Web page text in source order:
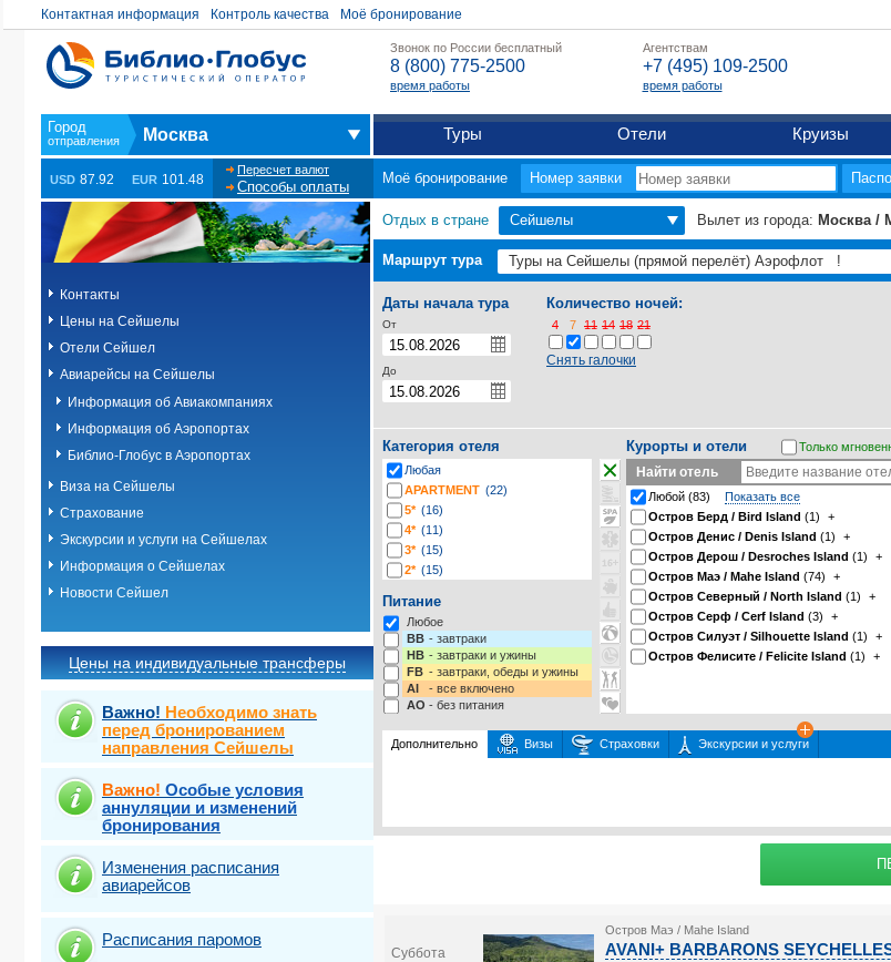
Контактная информация Контроль качества Моё бронирование
Звонок по России бесплатный
8 (800) 775-2500
время работы
Агентствам
+7 (495) 109-2500
время работы
Москва Туры Отели Круизы
USD 87.92 EUR 101.48
Пересчет валют
Способы оплаты
Моё бронирование Номер заявки
Контакты
Цены на Сейшелы
Отели Сейшел
Авиарейсы на Сейшелы
Информация об Авиакомпаниях
Информация об Аэропортах
Библио-Глобус в Аэропортах
Виза на Сейшелы
Страхование
Экскурсии и услуги на Сейшелах
Информация о Сейшелах
Новости Сейшел
Цены на индивидуальные трансферы
Важно! Необходимо знать
перед бронированием
направления Сейшелы
Важно! Особые условия
аннуляции и изменений
бронирования
Изменения расписания
авиарейсов
Расписания паромов
Отдых в стране Сейшелы Вылет из города: Москва /
Маршрут тура
Даты начала тура
От
До
Количество ночей:
4 7 11 14 18 21
Снять галочки
Категория отеля
Любая
APARTMENT (22)
5* (16)
4* (11)
3* (15)
2* (15)
Питание
Любое
BB - завтраки
HB - завтраки и ужины
FB - завтраки, обеды и ужины
AI
- все включено
AO - без питания
Только
Курорты и отели
Найти отель
Любой (83)
Показать все
Остров Берд / Bird Island (1)
+
Остров Денис / Denis Island (1)
+
Остров Дерош / Desroches Island (1)
+
Остров Маэ / Mahe Island (74)
+
Остров Северный / North Island (1)
+
Остров Серф / Cerf Island (3)
+
Остров Силуэт / Silhouette Island (1)
+
Остров Фелисите / Felicite Island (1) +
Дополнительно Визы Страховки Экскурсии и услуги
Суббота
Остров Маэ / Mahe Island
AVANI+ BARBARONS